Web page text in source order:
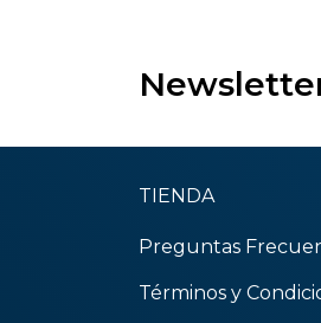
TIENDA
Preguntas
Términos y